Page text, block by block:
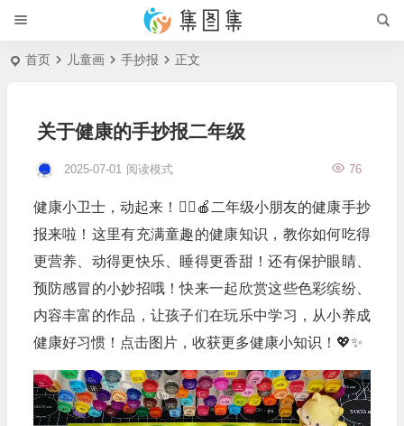
首页 儿童画 手抄报 正文
关于健康的手抄报二年级
2025-07-01 76
阅读模式
健康小卫士，动起来！🤸‍♀️🍎二年级小朋友的健康手抄
报来啦！这里有充满童趣的健康知识，教你如何吃得
更营养、动得更快乐、睡得更香甜！还有保护眼睛、
预防感冒的小妙招哦！快来一起欣赏这些色彩缤纷、
内容丰富的作品，让孩子们在玩乐中学习，从小养成
健康好习惯！点击图片，收获更多健康小知识！💖✨